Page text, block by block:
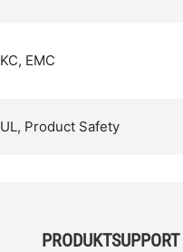
KC, EMC
UL, Product Safety
PRODUKTSUPPORT